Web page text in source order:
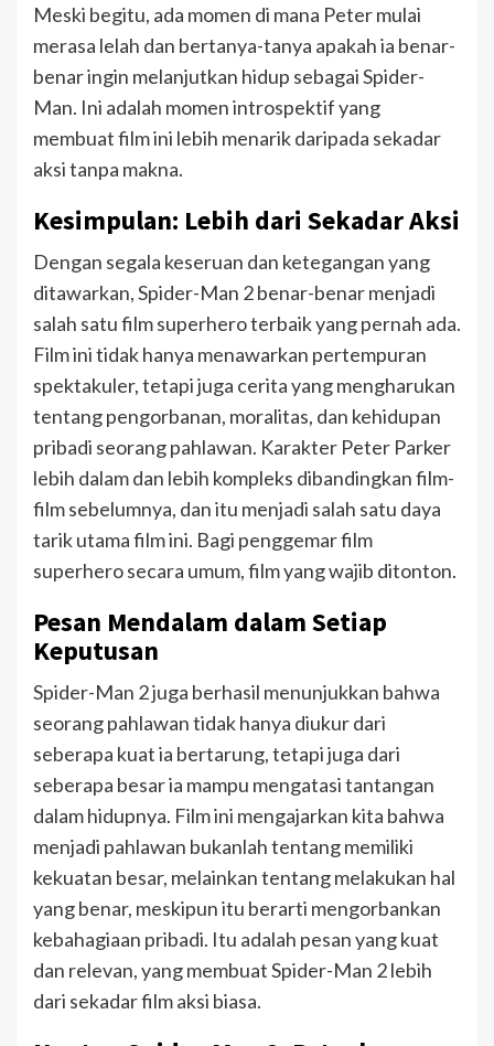
Meski begitu, ada momen di mana Peter mulai
merasa lelah dan bertanya-tanya apakah ia benar-
benar ingin melanjutkan hidup sebagai Spider-
Man. Ini adalah momen introspektif yang
membuat film ini lebih menarik daripada sekadar
aksi tanpa makna.
Kesimpulan: Lebih dari Sekadar Aksi
Dengan segala keseruan dan ketegangan yang
ditawarkan, Spider-Man 2 benar-benar menjadi
salah satu film superhero terbaik yang pernah ada.
Film ini tidak hanya menawarkan pertempuran
spektakuler, tetapi juga cerita yang mengharukan
tentang pengorbanan, moralitas, dan kehidupan
pribadi seorang pahlawan. Karakter Peter Parker
lebih dalam dan lebih kompleks dibandingkan film-
film sebelumnya, dan itu menjadi salah satu daya
tarik utama film ini. Bagi penggemar film
superhero secara umum, film yang wajib ditonton.
Pesan Mendalam dalam Setiap
Keputusan
Spider-Man 2 juga berhasil menunjukkan bahwa
seorang pahlawan tidak hanya diukur dari
seberapa kuat ia bertarung, tetapi juga dari
seberapa besar ia mampu mengatasi tantangan
dalam hidupnya. Film ini mengajarkan kita bahwa
menjadi pahlawan bukanlah tentang memiliki
kekuatan besar, melainkan tentang melakukan hal
yang benar, meskipun itu berarti mengorbankan
kebahagiaan pribadi. Itu adalah pesan yang kuat
dan relevan, yang membuat Spider-Man 2 lebih
dari sekadar film aksi biasa.